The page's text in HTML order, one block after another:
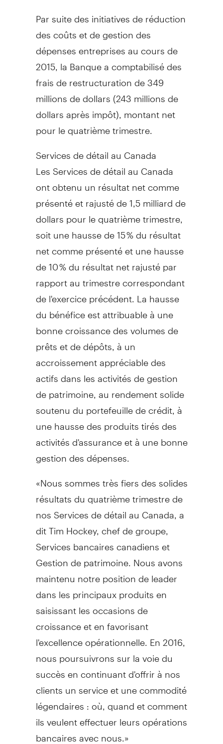
Par suite des initiatives de réduction
des coûts et de gestion des
dépenses entreprises au cours de
2015, la Banque a comptabilisé des
frais de restructuration de 349
millions de dollars (243 millions de
dollars après impôt), montant net
pour le quatrième trimestre.
Services de détail au Canada
Les Services de détail au Canada
ont obtenu un résultat net comme
présenté et rajusté de 1,5 milliard de
dollars pour le quatrième trimestre,
soit une hausse de 15 % du résultat
net comme présenté et une hausse
de 10 % du résultat net rajusté par
rapport au trimestre correspondant
de l'exercice précédent. La hausse
du bénéfice est attribuable à une
bonne croissance des volumes de
prêts et de dépôts, à un
accroissement appréciable des
actifs dans les activités de gestion
de patrimoine, au rendement solide
soutenu du portefeuille de crédit, à
une hausse des produits tirés des
activités d'assurance et à une bonne
gestion des dépenses.
«Nous sommes très fiers des solides
résultats du quatrième trimestre de
nos Services de détail au Canada , a
ditTim Hockey, chef de groupe,
Services bancaires canadiens et
Gestion depatrimoine. Nous avons
maintenu notre position de leader
dans les principaux produits en
saisissant les occasions de
croissance et en favorisant
l'excellence opérationnelle. En 2016,
nous poursuivrons sur la voie du
succès en continuant d'offrir à nos
clients un service et une commodité
légendaires : où, quand et comment
ils veulent effectuer leurs opérations
bancaires avec nous.»